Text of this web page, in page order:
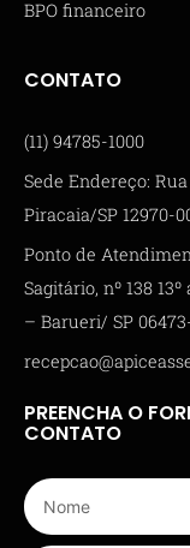
BPO financeiro
CONTATO
(11) 94785-1000
Sede Endereço:
Piracaia/SP 12970-
Ponto de
Sagitário, nº 138
– Barueri/ SP
PREENCHA O
CONTATO